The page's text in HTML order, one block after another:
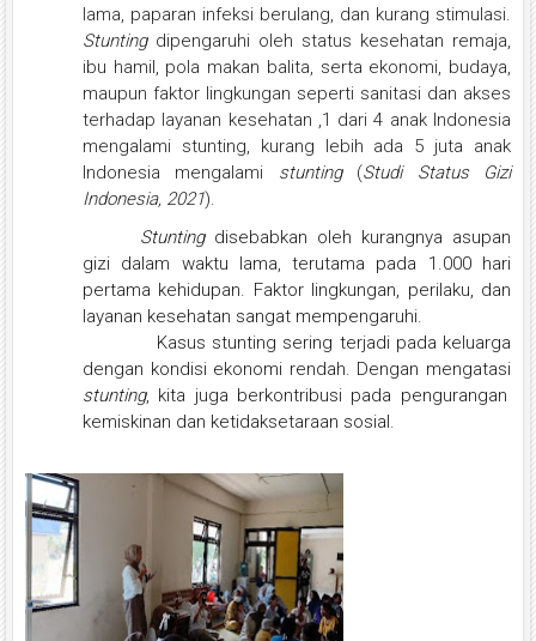
lama, paparan infeksi berulang, dan kurang stimulasi.
Stuntingdipengaruhi oleh status kesehatan remaja,
ibu hamil, pola makan balita, serta ekonomi, budaya,
maupun faktor lingkungan seperti sanitasi dan akses
terhadap layanan kesehatan ,1 dari 4 anak Indonesia
mengalami stunting, kurang lebih ada 5 juta anak
Indonesia mengalami stunting(Studi Status Gizi
Indonesia, 2021).
Stuntingdisebabkan oleh kurangnya asupan
gizi dalam waktu lama, terutama pada 1.000 hari
pertama kehidupan. Faktor lingkungan, perilaku, dan
layanan kesehatan sangat mempengaruhi.
Kasus stunting sering terjadi pada keluarga
dengan kondisi ekonomi rendah. Dengan mengatasi
stunting, kita juga berkontribusi pada pengurangan
kemiskinan dan ketidaksetaraan sosial.